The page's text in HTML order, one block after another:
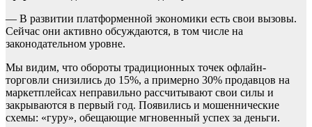
— В развитии платформенной экономики есть свои вызовы.
Сейчас они активно обсуждаются, в том числе на
законодательном уровне.
Мы видим, что обороты традиционных точек офлайн-
торговли снизились до 15%, а примерно 30% продавцов на
маркетплейсах неправильно рассчитывают свои силы и
закрываются в первый год. Появились и мошеннические
схемы: «гуру», обещающие мгновенный успех за деньги.